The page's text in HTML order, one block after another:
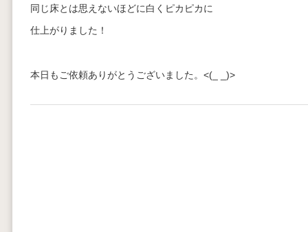
同じ床とは思えないほどに白くピカピカに
仕上がりました！
本日もご依頼ありがとうございました。<(_ _)>